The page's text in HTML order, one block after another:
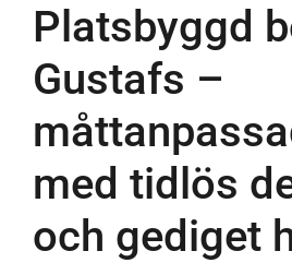
Platsbyggd
Gustafs –
med tidlös
och gediget